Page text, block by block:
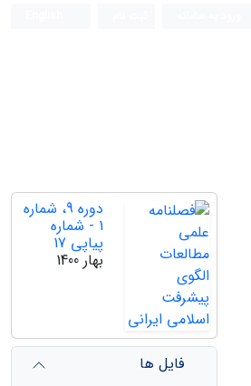
دوره 9، شماره
1 - شماره
پیاپی 17
بهار 1400
فایل ها